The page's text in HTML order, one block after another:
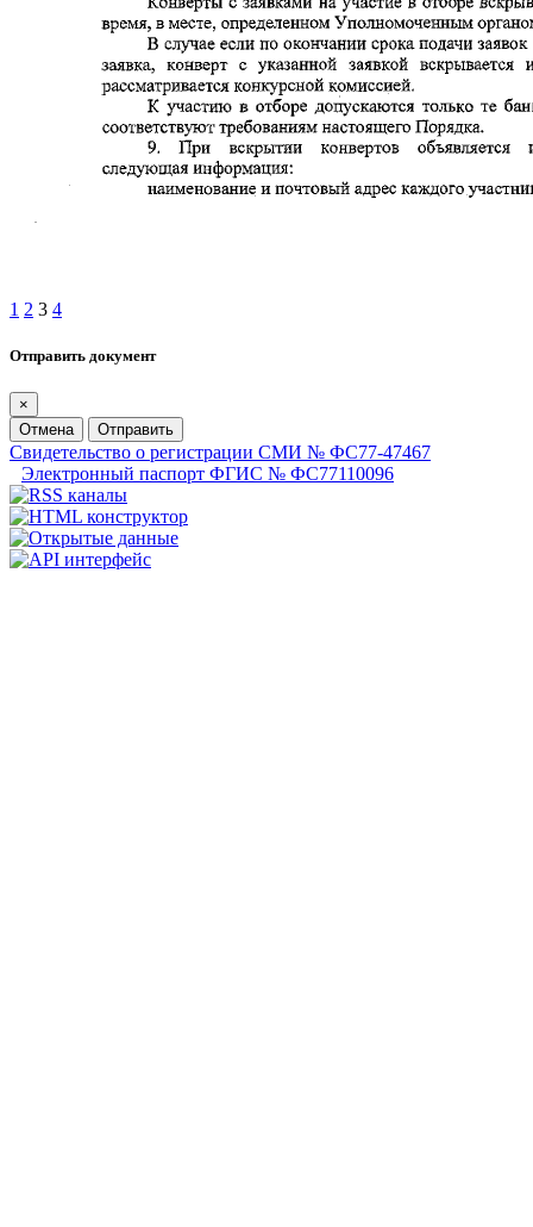
1 2 3 4
Отправить документ
×
Отмена
Отправить
Свидетельство о регистрации СМИ № ФС77-47467
Электронный паспорт ФГИС № ФС77110096